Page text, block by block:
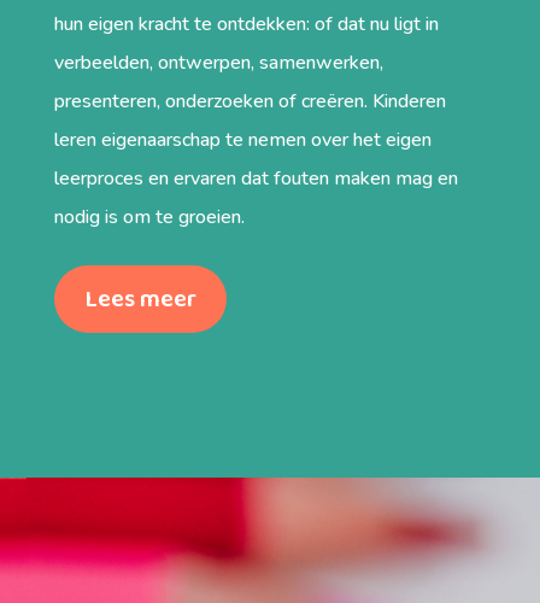
hun eigen kracht te ontdekken: of dat nu ligt in
verbeelden, ontwerpen, samenwerken,
presenteren, onderzoeken of creëren. Kinderen
leren eigenaarschap te nemen over het eigen
leerproces en ervaren dat fouten maken mag en
nodig is om te groeien.
Lees meer